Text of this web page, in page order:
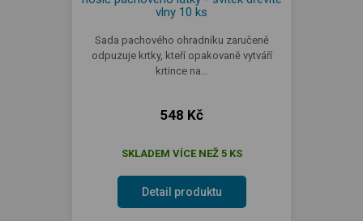
vlny 10 ks
Sada pachového ohradníku zaručeně
odpuzuje krtky, kteří opakovaně vytváří
krtince na…
548 Kč
SKLADEM VÍCE NEŽ 5 KS
Detail produktu